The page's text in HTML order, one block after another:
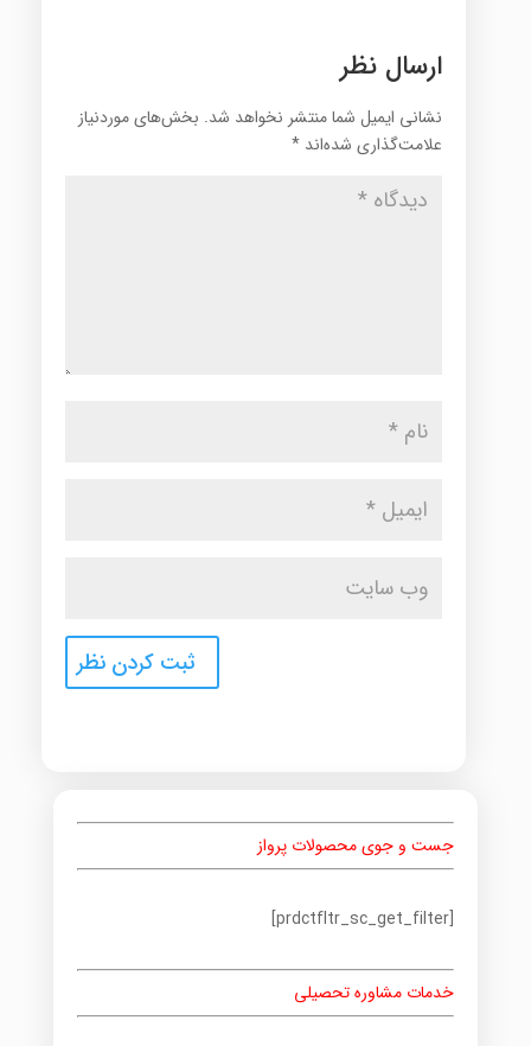
ارسال نظر
نشانی ایمیل شما منتشر نخواهد شد. بخش‌های موردنیاز
علامت‌گذاری شده‌اند *
جست و جوی محصولات پرواز
[prdctfltr_sc_get_filter]
خدمات مشاوره تحصیلی